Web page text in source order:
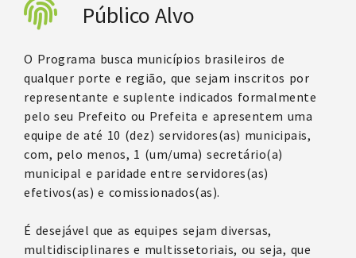
Público Alvo
O Programa busca municípios brasileiros de
qualquer porte e região, que sejam inscritos por
representante e suplente indicados formalmente
pelo seu Prefeito ou Prefeita e apresentem uma
equipe de até 10 (dez) servidores(as) municipais,
com, pelo menos, 1 (um/uma) secretário(a)
municipal e paridade entre servidores(as)
efetivos(as) e comissionados(as).
É desejável que as equipes sejam diversas,
multidisciplinares e multissetoriais, ou seja, que